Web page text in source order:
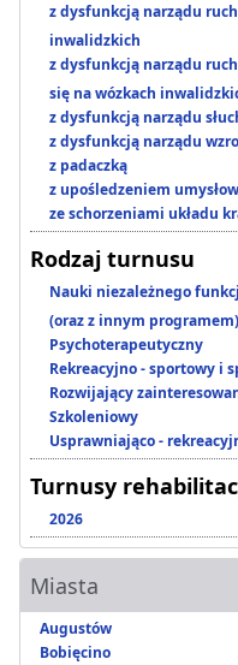
z dysfunkcją narządu
inwalidzkich
z dysfunkcją narządu
się na wózkach
z dysfunkcją narządu
z dysfunkcją narządu
z padaczką
z upośledzeniem
ze schorzeniami układu
Rodzaj turnusu
Nauki niezależnego
(oraz z innym programem)
Psychoterapeutyczny
Rekreacyjno - sportowy i
Rozwijający
Szkoleniowy
Usprawniająco -
Turnusy
2026
Miasta
Augustów
Bobięcino